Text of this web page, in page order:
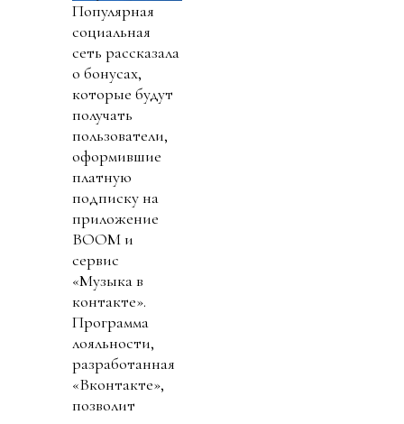
Популярная
социальная
сеть рассказала
о бонусах,
которые будут
получать
пользователи,
оформившие
платную
подписку на
приложение
BOOM и
сервис
«Музыка в
контакте».
Программа
лояльности,
разработанная
«Вконтакте»,
позволит